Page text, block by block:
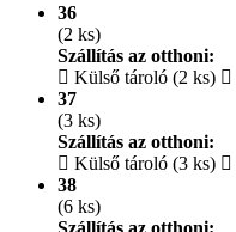
36
(2 ks)
Szállítás az otthoni:
Külső tároló (2 ks)
37
(3 ks)
Szállítás az otthoni:
Külső tároló (3 ks)
38
(6 ks)
Szállítás az otthoni: